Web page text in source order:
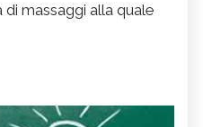
massaggi alla quale